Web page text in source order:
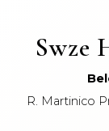
Swze
R. Martinico